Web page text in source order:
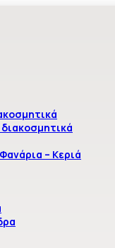
– Κεριά